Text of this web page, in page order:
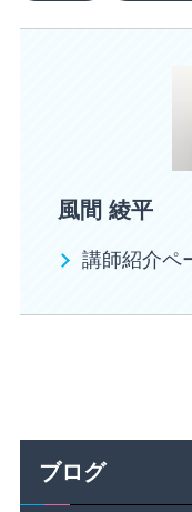
風間 綾平
講師紹介ペ
ブログ